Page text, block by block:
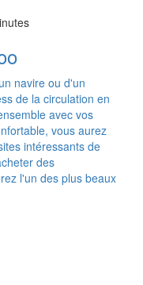
navire ou d'un
de la circulation en
avec vos
vous aurez
intéressants de
des
l'un des plus beaux